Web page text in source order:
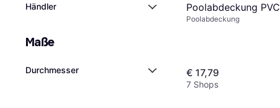
Händler
Maße
Durchmesser
Poolabdeckung PVC
Schwarz Ø 305 cm
Poolabdeckung
€ 17,79
7 Shops